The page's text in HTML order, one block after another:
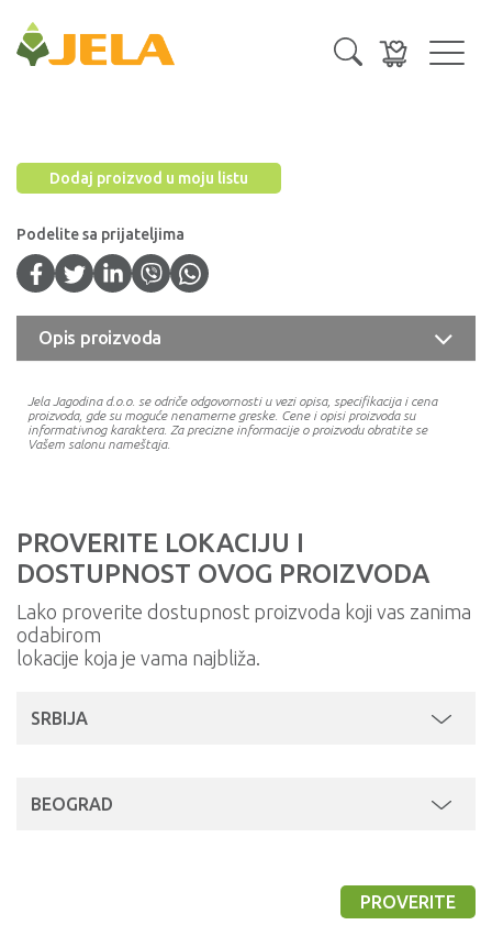
Dodaj proizvod u moju listu
Podelite sa prijateljima
Opis proizvoda
Jela Jagodina d.o.o. se odriče odgovornosti u vezi opisa, specifikacija i cena
proizvoda, gde su moguće nenamerne greske. Cene i opisi proizvoda su
informativnog karaktera. Za precizne informacije o proizvodu obratite se
Vašem salonu nameštaja.
PROVERITE LOKACIJU I
DOSTUPNOST OVOG PROIZVODA
Lako proverite dostupnost proizvoda koji vas zanima
odabirom
lokacije koja je vama najbliža.
SRBIJA
BEOGRAD
PROVERITE